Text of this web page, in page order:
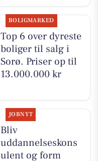
BOLIGMARKED
Top 6 over dyreste
boliger til salg i
Sorø. Priser op til
13.000.000 kr
JOBNYT
Bliv
uddannelseskons
ulent og form